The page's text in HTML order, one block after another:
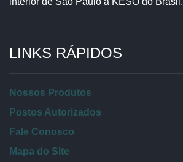
LINKS RÁPIDOS
Nossos Produtos
Postos Autorizados
Fale Conosco
Mapa do Site